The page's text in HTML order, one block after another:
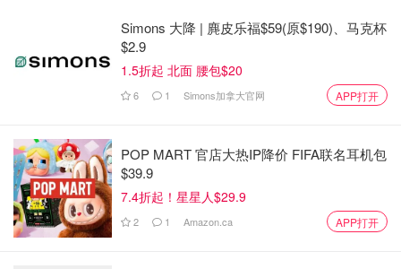
食致病，20多款产品召回！
Miability 1948
Simons 大降 | 麂皮乐福$59(原$190)、马克杯
$2.9
1.5折起 北面 腰包$20
6 1 Simons加拿大官网 APP打开
POP MART 官店大热IP降价 FIFA联名耳机包
$39.9
7.4折起！星星人$29.9
2 1 Amazon.ca APP打开